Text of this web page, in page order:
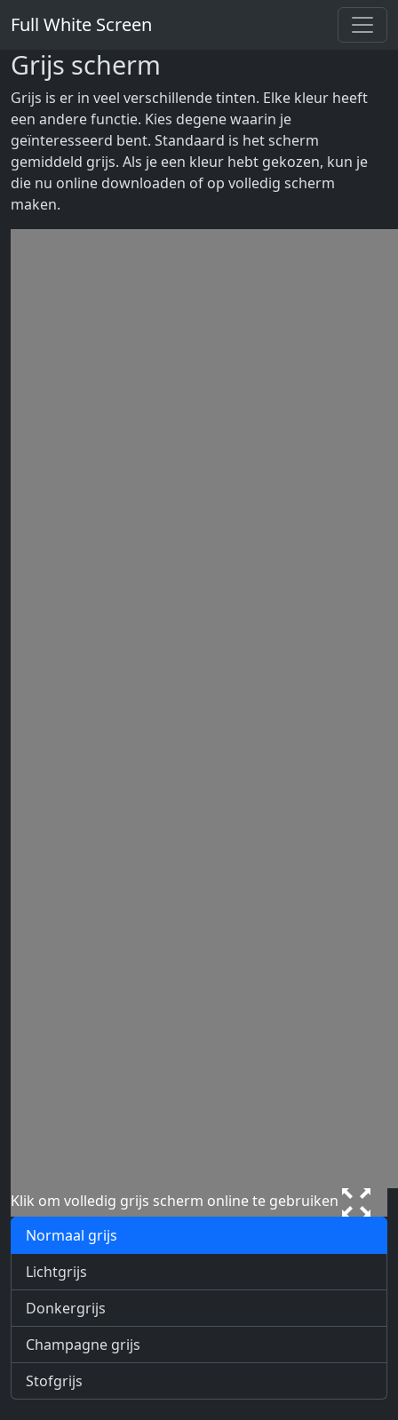
Full White Screen
Grijs scherm
Grijs is er in veel verschillende tinten. Elke kleur heeft
een andere functie. Kies degene waarin je
geïnteresseerd bent. Standaard is het scherm
gemiddeld grijs. Als je een kleur hebt gekozen, kun je
die nu online downloaden of op volledig scherm
maken.
Klik om volledig grijs scherm online te gebruiken
Normaal grijs
Lichtgrijs
Donkergrijs
Champagne grijs
Stofgrijs